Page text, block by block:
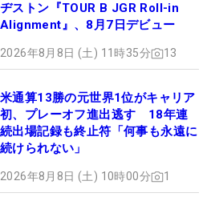
ヂストン『TOUR B JGR Roll-in
Alignment』、8月7日デビュー
2026年8月8日 (土) 11時35分 13
米通算13勝の元世界1位がキャリア
初、プレーオフ進出逃す 18年連
続出場記録も終止符「何事も永遠に
続けられない」
2026年8月8日 (土) 10時00分 1